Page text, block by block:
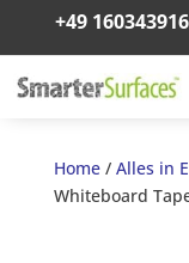
+49
Home/ Alles in
Whiteboard